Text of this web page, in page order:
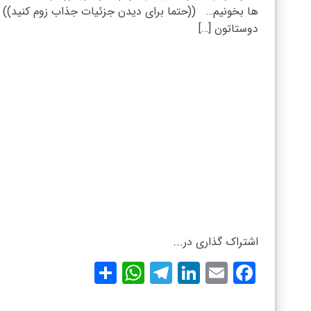
ها بخونیم… ((حتما برای دیدن جزئیات جذاب زوم کنید))
دوستاتون […]
اشتراک گذاری در...
Facebook
Email
LinkedIn
Telegram
WhatsApp